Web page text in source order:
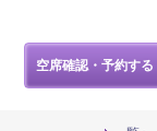
空席確認・予約する